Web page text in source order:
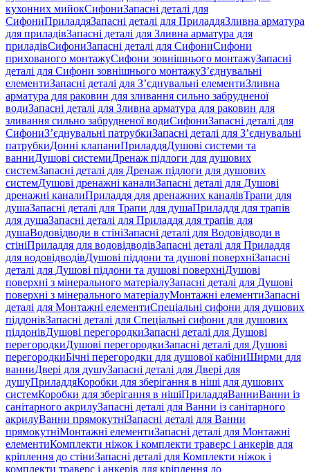
кухонних мийокСифониЗапасні деталі для
СифониПриладдяЗапасні деталі для ПриладдяЗливна арматура
для приладівЗапасні деталі для Зливна арматура для
приладівСифониЗапасні деталі для СифониСифони
прихованого монтажуСифони зовнішнього монтажуЗапасні
деталі для Сифони зовнішнього монтажуЗ’єднувальні
елементиЗапасні деталі для З’єднувальні елементиЗливна
арматура для раковин для зливання сильно забрудненої
водиЗапасні деталі для Зливна арматура для раковин для
зливання сильно забрудненої водиСифониЗапасні деталі для
СифониЗ’єднувальні патрубкиЗапасні деталі для З’єднувальні
патрубкиДонні клапаниПриладдяДушові системи та
ванниДушові системиДренаж підлоги для душових
системЗапасні деталі для Дренаж підлоги для душових
системДушові дренажні каналиЗапасні деталі для Душові
дренажні каналиПриладдя для дренажних каналівТрапи для
душаЗапасні деталі для Трапи для душаПриладдя для трапів
для душаЗапасні деталі для Приладдя для трапів для
душаВодовідводи в стініЗапасні деталі для Водовідводи в
стініПриладдя для водовідводівЗапасні деталі для Приладдя
для водовідводівДушові піддони та душові поверхніЗапасні
деталі для Душові піддони та душові поверхніДушові
поверхні з мінерального матеріалуЗапасні деталі для Душові
поверхні з мінерального матеріалуМонтажні елементиЗапасні
деталі для Монтажні елементиСпеціальні сифони для душових
піддонівЗапасні деталі для Спеціальні сифони для душових
піддонівДушові перегородкиЗапасні деталі для Душові
перегородкиДушові перегородкиЗапасні деталі для Душові
перегородкиБічні перегородки для душової кабіниШирми для
ванниДвері для душуЗапасні деталі для Двері для
душуПриладдяКоробки для зберігання в ніші для душових
системКоробки для зберігання в нішіПриладдяВанниВанни із
санітарного акрилуЗапасні деталі для Ванни із санітарного
акрилуВанни прямокутніЗапасні деталі для Ванни
прямокутніМонтажні елементиЗапасні деталі для Монтажні
елементиКомплекти ніжок і комплекти траверс і анкерів для
кріплення до стіниЗапасні деталі для Комплекти ніжок і
комплекти траверс і анкерів для кріплення до